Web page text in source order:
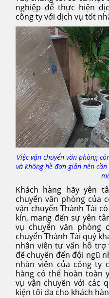
nghiệp để thực hiện
công ty với dịch vụ tốt
Việc vận chuyển văn phòng
và không hề đơn giản nên
Khách hàng hãy yên
chuyển văn phòng của
vận chuyển Thành Tài
kín, mang đến sự yên
vụ chuyển văn phòng
chuyển Thành Tài quý
nhân viên tư vấn hỗ trợ
để chuyển đến đội ngũ
nhân viên của công ty
hàng có thể hoàn toàn
vụ vận chuyển với các
kiện tối đa cho khách